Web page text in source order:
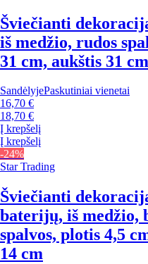
Šviečianti
iš medžio, rudos
31 cm, aukštis 31 cm
SandėlyjePaskutiniai vienetai
16,70 €
18,70 €
Į krepšelį
Į krepšelį
-24%
Star Trading
Šviečianti
baterijų, iš medžio,
spalvos, plotis 4,5
14 cm